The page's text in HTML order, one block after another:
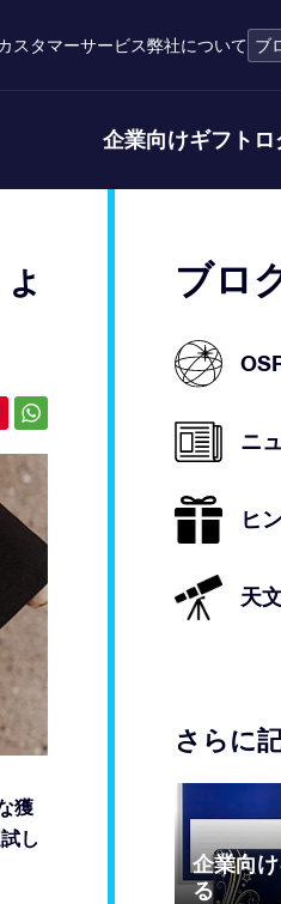
スタマーサービス弊社について ブ
企業向けギフト
獲
し
ブロ
ニ
ヒ
天
さらに
企業向
る